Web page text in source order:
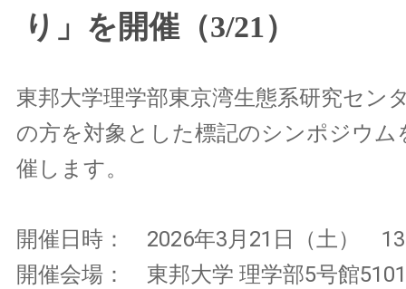
り」を開催（3/21）
東邦大学理学部東京湾生態系研究セン
の方を対象とした標記のシンポジウム
催します。
開催日時： 2026年3月21日（土） 13
開催会場： 東邦大学 理学部5号館